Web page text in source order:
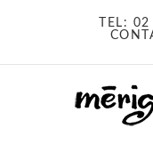
TEL: 02